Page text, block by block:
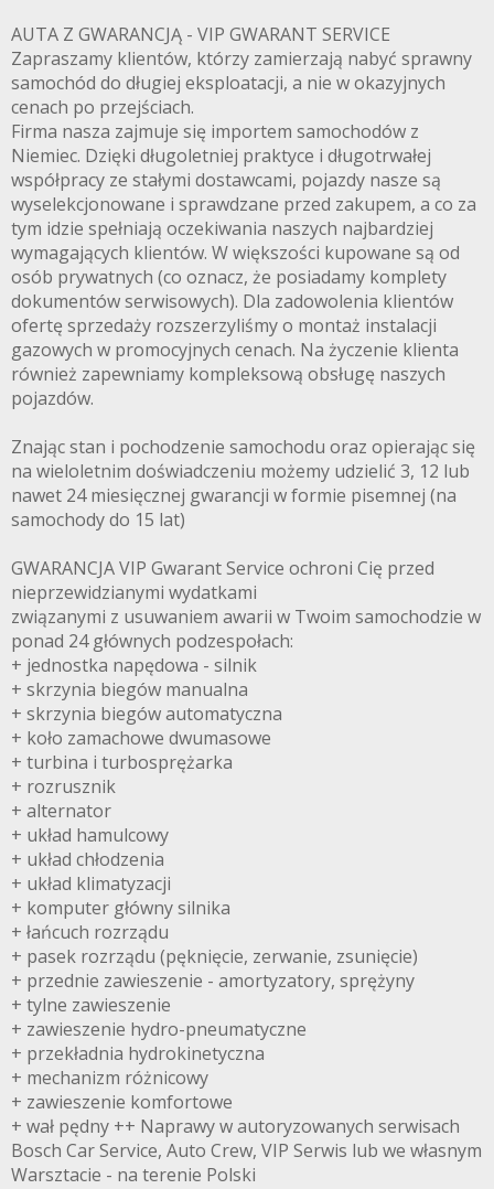
AUTA Z GWARANCJĄ - VIP GWARANT SERVICE
Zapraszamy klientów, którzy zamierzają nabyć sprawny
samochód do długiej eksploatacji, a nie w okazyjnych
cenach po przejściach.
Firma nasza zajmuje się importem samochodów z
Niemiec. Dzięki długoletniej praktyce i długotrwałej
współpracy ze stałymi dostawcami, pojazdy nasze są
wyselekcjonowane i sprawdzane przed zakupem, a co za
tym idzie spełniają oczekiwania naszych najbardziej
wymagających klientów. W większości kupowane są od
osób prywatnych (co oznacz, że posiadamy komplety
dokumentów serwisowych). Dla zadowolenia klientów
ofertę sprzedaży rozszerzyliśmy o montaż instalacji
gazowych w promocyjnych cenach. Na życzenie klienta
również zapewniamy kompleksową obsługę naszych
pojazdów.
Znając stan i pochodzenie samochodu oraz opierając się
na wieloletnim doświadczeniu możemy udzielić 3, 12 lub
nawet 24 miesięcznej gwarancji w formie pisemnej (na
samochody do 15 lat)
GWARANCJA VIP Gwarant Service ochroni Cię przed
nieprzewidzianymi wydatkami
związanymi z usuwaniem awarii w Twoim samochodzie w
ponad 24 głównych podzespołach:
+ jednostka napędowa - silnik
+ skrzynia biegów manualna
+ skrzynia biegów automatyczna
+ koło zamachowe dwumasowe
+ turbina i turbosprężarka
+ rozrusznik
+ alternator
+ układ hamulcowy
+ układ chłodzenia
+ układ klimatyzacji
+ komputer główny silnika
+ łańcuch rozrządu
+ pasek rozrządu (pęknięcie, zerwanie, zsunięcie)
+ przednie zawieszenie - amortyzatory, sprężyny
+ tylne zawieszenie
+ zawieszenie hydro-pneumatyczne
+ przekładnia hydrokinetyczna
+ mechanizm różnicowy
+ zawieszenie komfortowe
+ wał pędny ++ Naprawy w autoryzowanych serwisach
Bosch Car Service, Auto Crew, VIP Serwis lub we własnym
Warsztacie - na terenie Polski